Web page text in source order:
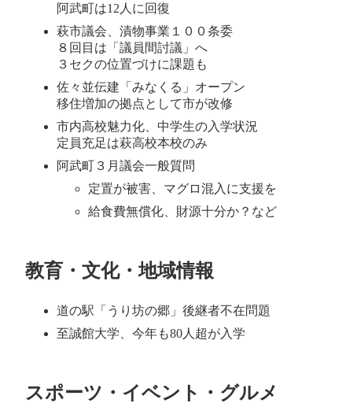
阿武町は12人に回復
萩市議会、漬物事業１００条委
８回目は「議員間討議」へ
３セクの位置づけに課題も
佐々並伝建「みなくる」オープン
移住増加の拠点として市が改修
市内高校魅力化、中学生の入学状況
定員充足は萩高校本校のみ
阿武町３月議会一般質問
定置が被害、マグロ混入に支援を
給食費無償化、財源十分か？など
教育・文化・地域情報
道の駅「うり坊の郷」後継者不在問題
至誠館大学、今年も80人超が入学
スポーツ・イベント・グルメ